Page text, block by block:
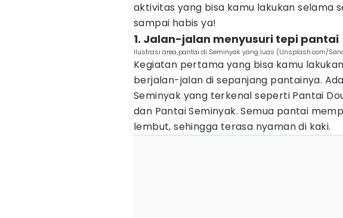
aktivitas yang bisa kamu lakukan selama
sampai habis ya!
1. Jalan-jalan menyusuri tepi pantai
Ilustrasi area pantai di Seminyak yang luas (Unsplash.com/
Kegiatan pertama yang bisa kamu
berjalan-jalan di sepanjang pantainya.
Seminyak yang terkenal seperti Pantai
dan Pantai Seminyak. Semua pantai
lembut, sehingga terasa nyaman di kaki.